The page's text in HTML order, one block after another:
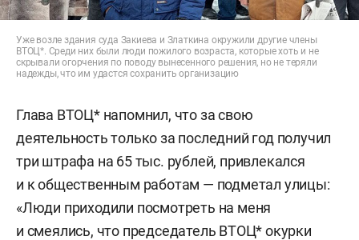
Уже возле здания суда Закиева и Златкина окружили другие члены
ВТОЦ*. Среди них были люди пожилого возраста, которые хоть и не
скрывали огорчения по поводу вынесенного решения, но не теряли
надежды, что им удастся сохранить организацию
Глава ВТОЦ* напомнил, что за свою
деятельность только за последний год получил
три штрафа на 65 тыс. рублей, привлекался
и к общественным работам — подметал улицы:
«Люди приходили посмотреть на меня
и смеялись, что председатель ВТОЦ* окурки